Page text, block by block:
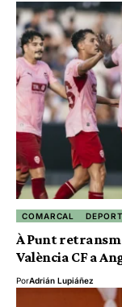
COMARCAL
À Punt
València CF a
PorAdrián Lupiáñez